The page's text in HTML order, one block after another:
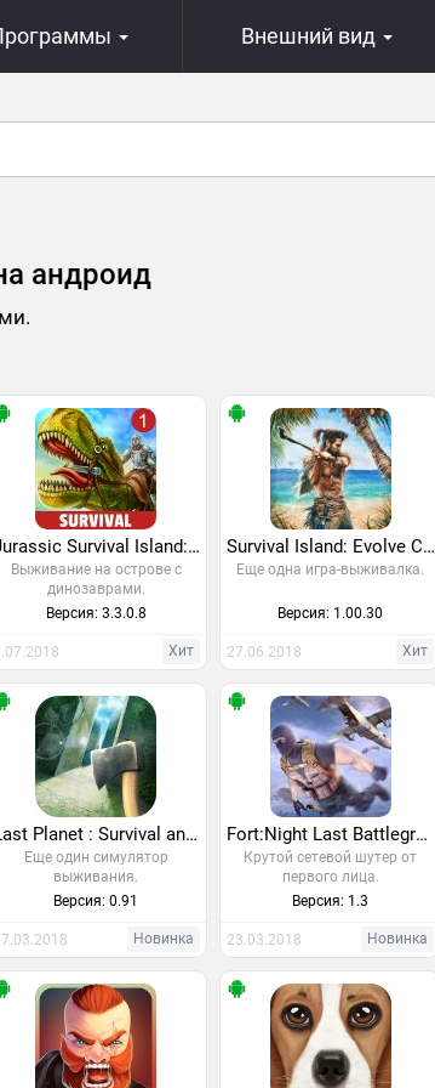
Внешний вид
андроид
Jurassic Survival Island: Dinosaurs & Craft
Выживание на острове с
динозаврами.
Версия: 3.3.0.8
Хит
Survival Island: Evolve Clans
Еще одна игра-выживалка.
Версия: 1.00.30
27.06.2018 Хит
Last Planet : Survival and Craft
Еще один симулятор
выживания.
Версия: 0.91
Новинка
Fort:Night Last Battleground Royale Survival
Крутой сетевой шутер от
первого лица.
Версия: 1.3
23.03.2018 Новинка